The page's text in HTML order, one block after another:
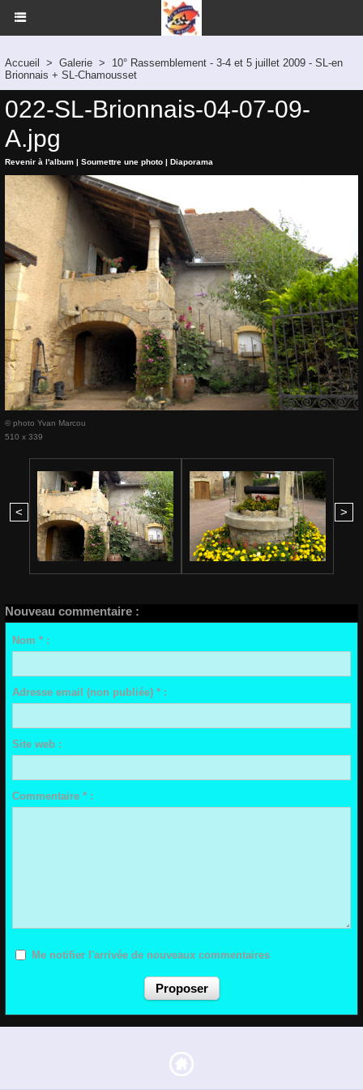
Accueil > Galerie >
10° Rassemblement - 3-4 et 5 juillet 2009 - SL-en
Brionnais + SL-Chamousset
022-SL-Brionnais-04-07-09-
A.jpg
Revenir à l'album | Soumettre une photo | Diaporama
© photo Yvan Marcou
510 x 339
< >
Nouveau commentaire :
Nom * :
Adresse email (non publiée) * :
Site web :
Commentaire * :
Me notifier l'arrivée de nouveaux commentaires